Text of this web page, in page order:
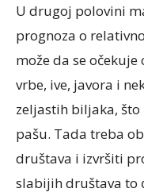
U drugoj polovini
prognoza o
može da se
vrbe, ive, javora i
zeljastih biljaka,
pašu. Tada treba
društava i izvršiti
slabijih društava to